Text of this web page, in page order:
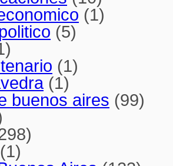
(1)
(5)
(1)
(1)
buenos aires (99)